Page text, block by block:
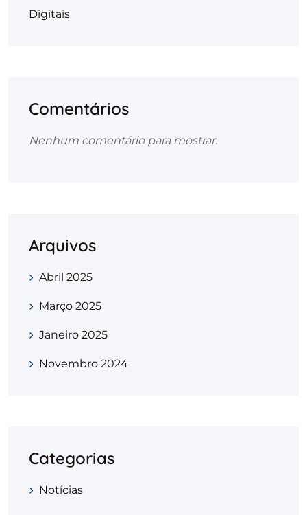
Digitais
Comentários
Nenhum comentário para mostrar.
Arquivos
Abril 2025
Março 2025
Janeiro 2025
Novembro 2024
Categorias
Notícias